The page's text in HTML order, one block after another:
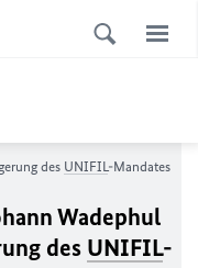
des UNIFIL-Mandates
Wadephul
des UNIFIL-